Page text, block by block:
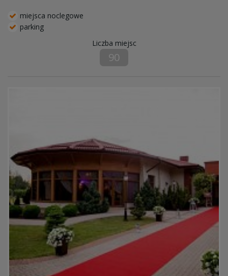
miejsca noclegowe
parking
Liczba miejsc
90